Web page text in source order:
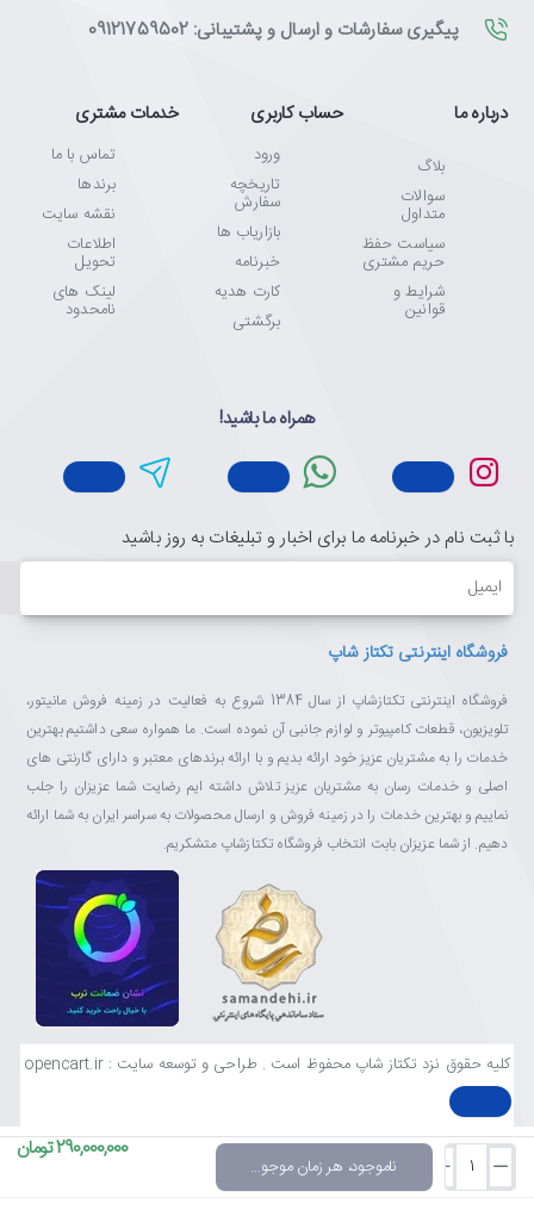
ناموجود، هر زمان موجود شد خبرم کن
290,000,000 تومان
پیگیری سفارشات و ارسال و پشتیبانی: 09121759502
درباره ما
بلاگ
سوالات
متداول
سیاست حفظ
حریم مشتری
شرایط و
قوانین
حساب کاربری
ورود
تاریخچه
سفارش
بازاریاب ها
خبرنامه
کارت هدیه
برگشتی
خدمات مشتری
تماس با ما
برندها
نقشه سایت
اطلاعات
تحویل
لینک های
نامحدود
همراه ما باشید!
با ثبت نام در خبرنامه ما برای اخبار و تبلیغات به روز باشید
ایمیل
فروشگاه اینترنتی تکتاز شاپ
فروشگاه اینترنتی تکتازشاپ از سال 1384 شروع به فعالیت در زمینه فروش مانیتور،
تلویزیون، قطعات کامپیوتر و لوازم جانبی آن نموده است. ما همواره سعی داشتیم بهترین
خدمات را به مشتریان عزیز خود ارائه بدیم و با ارائه برندهای معتبر و دارای گارنتی های
اصلی و خدمات رسان به مشتریان عزیز تلاش داشته ایم رضایت شما عزیزان را جلب
نماییم و بهترین خدمات را در زمینه فروش و ارسال محصولات به سراسر ایران به شما ارائه
دهیم. از شما عزیزان بابت انتخاب فروشگاه تکتازشاپ متشکریم.
کلیه حقوق نزد تکتاز شاپ محفوظ است . طراحی و توسعه سایت : opencart.ir